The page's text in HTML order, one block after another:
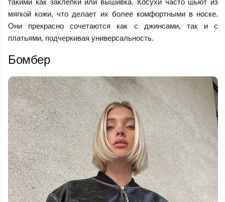
такими как заклепки или вышивка. Косухи часто шьют из
мягкой кожи, что делает их более комфортными в носке.
Они прекрасно сочетаются как с джинсами, так и с
платьями, подчеркивая универсальность.
Бомбер